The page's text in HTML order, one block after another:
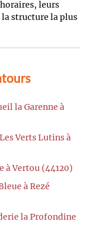
leurs
structure la plus
la Garenne à
Verts Lutins à
à Vertou (44120)
à Rezé
la Profondine